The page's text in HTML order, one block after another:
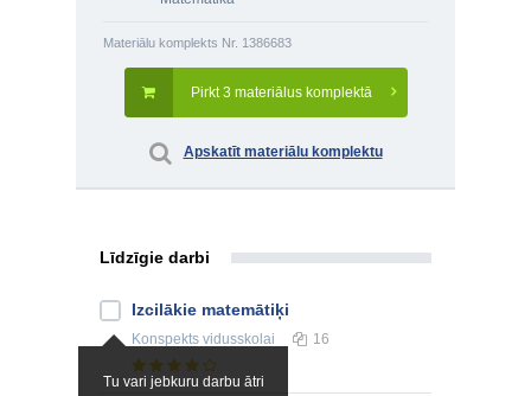
Materiālu komplekts Nr. 1386683
Pirkt 3 materiālus komplektā
Apskatīt materiālu komplektu
Līdzīgie darbi
Tu vari jebkuru darbu ātri
Izcilākie matemātiķi
Konspekts vidusskolai 16